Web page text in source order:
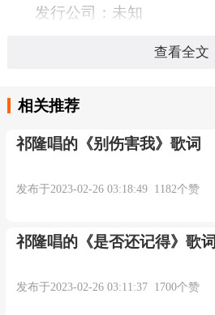
发行公司：未知
语言：
时长：04:11秒
情债难还
演唱：冷漠陈瑞
词曲：陈伟
查看全文
相关推荐
祁隆唱的《别伤害我》歌词
发布于2023-02-26 03:18:49 1182个赞
祁隆唱的《是否还记得》歌词
发布于2023-02-26 03:11:37 1700个赞